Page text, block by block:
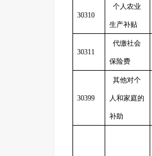
30310
个人农业
生产补贴
30311
代缴社会
保险费
30399
其他对个
人和家庭的
补助